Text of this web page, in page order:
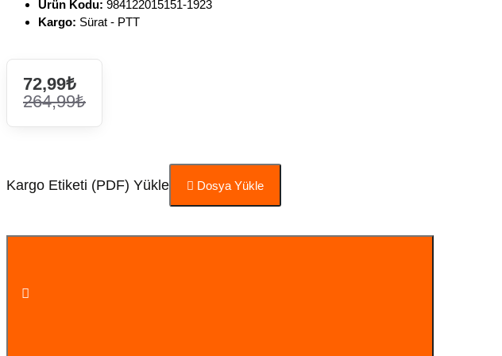
Ürün Kodu: 984122015151-1923
Kargo: Sürat - PTT
72,99₺
264,99₺
Kargo Etiketi (PDF) Yükle Dosya Yükle